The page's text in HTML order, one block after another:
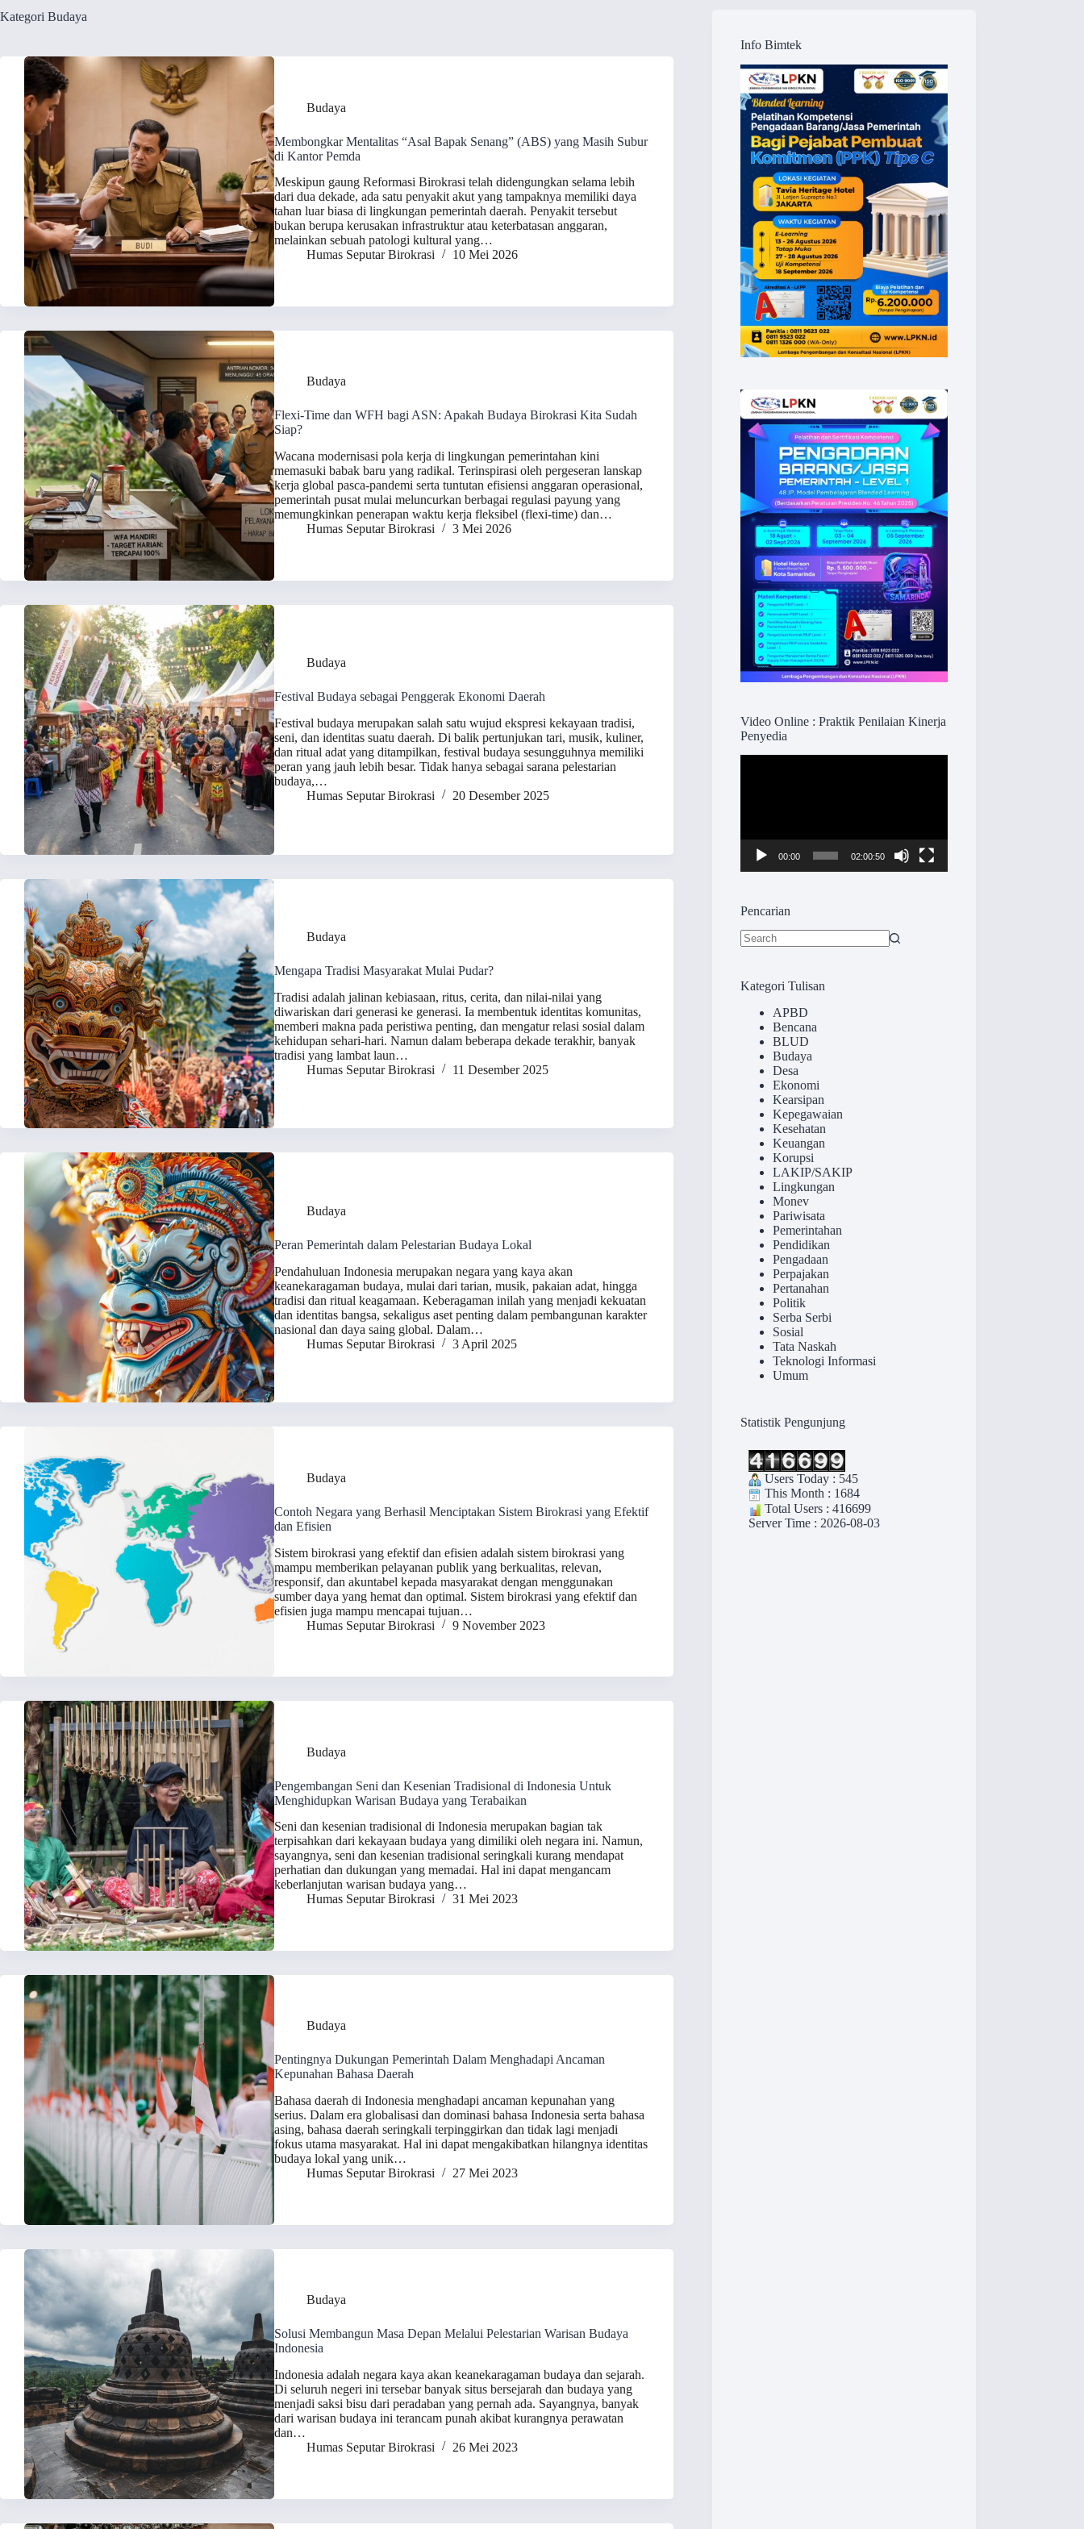
Kategori Budaya
Budaya
Membongkar Mentalitas “Asal Bapak Senang” (ABS) yang Masih Subur
di Kantor Pemda
Meskipun gaung Reformasi Birokrasi telah didengungkan selama lebih
dari dua dekade, ada satu penyakit akut yang tampaknya memiliki daya
tahan luar biasa di lingkungan pemerintah daerah. Penyakit tersebut
bukan berupa kerusakan infrastruktur atau keterbatasan anggaran,
melainkan sebuah patologi kultural yang…
Humas Seputar Birokrasi
10 Mei 2026
Budaya
Flexi-Time dan WFH bagi ASN: Apakah Budaya Birokrasi Kita Sudah
Siap?
Wacana modernisasi pola kerja di lingkungan pemerintahan kini
memasuki babak baru yang radikal. Terinspirasi oleh pergeseran lanskap
kerja global pasca-pandemi serta tuntutan efisiensi anggaran operasional,
pemerintah pusat mulai meluncurkan berbagai regulasi payung yang
memungkinkan penerapan waktu kerja fleksibel (flexi-time) dan…
Humas Seputar Birokrasi
3 Mei 2026
Budaya
Festival Budaya sebagai Penggerak Ekonomi Daerah
Festival budaya merupakan salah satu wujud ekspresi kekayaan tradisi,
seni, dan identitas suatu daerah. Di balik pertunjukan tari, musik, kuliner,
dan ritual adat yang ditampilkan, festival budaya sesungguhnya memiliki
peran yang jauh lebih besar. Tidak hanya sebagai sarana pelestarian
budaya,…
Humas Seputar Birokrasi
20 Desember 2025
Budaya
Mengapa Tradisi Masyarakat Mulai Pudar?
Tradisi adalah jalinan kebiasaan, ritus, cerita, dan nilai-nilai yang
diwariskan dari generasi ke generasi. Ia membentuk identitas komunitas,
memberi makna pada peristiwa penting, dan mengatur relasi sosial dalam
kehidupan sehari-hari. Namun dalam beberapa dekade terakhir, banyak
tradisi yang lambat laun…
Humas Seputar Birokrasi
11 Desember 2025
Budaya
Peran Pemerintah dalam Pelestarian Budaya Lokal
Pendahuluan Indonesia merupakan negara yang kaya akan
keanekaragaman budaya, mulai dari tarian, musik, pakaian adat, hingga
tradisi dan ritual keagamaan. Keberagaman inilah yang menjadi kekuatan
dan identitas bangsa, sekaligus aset penting dalam pembangunan karakter
nasional dan daya saing global. Dalam…
Humas Seputar Birokrasi
3 April 2025
Budaya
Contoh Negara yang Berhasil Menciptakan Sistem Birokrasi yang Efektif
dan Efisien
Sistem birokrasi yang efektif dan efisien adalah sistem birokrasi yang
mampu memberikan pelayanan publik yang berkualitas, relevan,
responsif, dan akuntabel kepada masyarakat dengan menggunakan
sumber daya yang hemat dan optimal. Sistem birokrasi yang efektif dan
efisien juga mampu mencapai tujuan…
Humas Seputar Birokrasi
9 November 2023
Budaya
Pengembangan Seni dan Kesenian Tradisional di Indonesia Untuk
Menghidupkan Warisan Budaya yang Terabaikan
Seni dan kesenian tradisional di Indonesia merupakan bagian tak
terpisahkan dari kekayaan budaya yang dimiliki oleh negara ini. Namun,
sayangnya, seni dan kesenian tradisional seringkali kurang mendapat
perhatian dan dukungan yang memadai. Hal ini dapat mengancam
keberlanjutan warisan budaya yang…
Humas Seputar Birokrasi
31 Mei 2023
Budaya
Pentingnya Dukungan Pemerintah Dalam Menghadapi Ancaman
Kepunahan Bahasa Daerah
Bahasa daerah di Indonesia menghadapi ancaman kepunahan yang
serius. Dalam era globalisasi dan dominasi bahasa Indonesia serta bahasa
asing, bahasa daerah seringkali terpinggirkan dan tidak lagi menjadi
fokus utama masyarakat. Hal ini dapat mengakibatkan hilangnya identitas
budaya lokal yang unik…
Humas Seputar Birokrasi
27 Mei 2023
Budaya
Solusi Membangun Masa Depan Melalui Pelestarian Warisan Budaya
Indonesia
Indonesia adalah negara kaya akan keanekaragaman budaya dan sejarah.
Di seluruh negeri ini tersebar banyak situs bersejarah dan budaya yang
menjadi saksi bisu dari peradaban yang pernah ada. Sayangnya, banyak
dari warisan budaya ini terancam punah akibat kurangnya perawatan
dan…
Humas Seputar Birokrasi
26 Mei 2023
Info Bimtek
Video Online : Praktik Penilaian Kinerja
Penyedia
00:00 02:00:50
Pencarian
Kategori Tulisan
APBD
Bencana
BLUD
Budaya
Desa
Ekonomi
Kearsipan
Kepegawaian
Kesehatan
Keuangan
Korupsi
LAKIP/SAKIP
Lingkungan
Monev
Pariwisata
Pemerintahan
Pendidikan
Pengadaan
Perpajakan
Pertanahan
Politik
Serba Serbi
Sosial
Tata Naskah
Teknologi Informasi
Umum
Statistik Pengunjung
Users Today : 545
This Month : 1684
Total Users : 416699
Server Time : 2026-08-03